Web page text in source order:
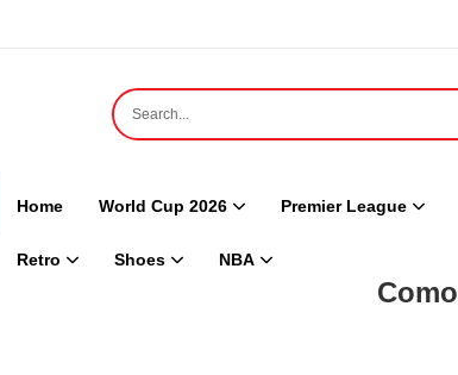
Home World Cup 2026 Premier League
Retro Shoes NBA
Como